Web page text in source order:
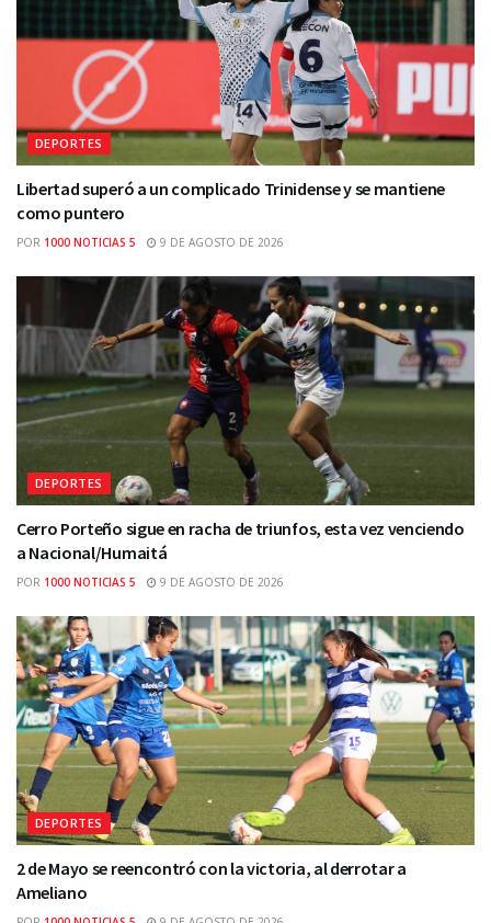
DEPORTES
Libertad superó a un complicado Trinidense y se mantiene
como puntero
POR 1000 NOTICIAS 5 9 DE AGOSTO DE 2026
DEPORTES
Cerro Porteño sigue en racha de triunfos, esta vez venciendo
a Nacional/Humaitá
POR 1000 NOTICIAS 5 9 DE AGOSTO DE 2026
DEPORTES
2 de Mayo se reencontró con la victoria, al derrotar a
Ameliano